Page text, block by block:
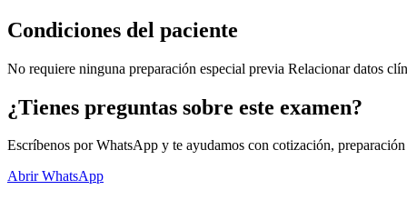
Condiciones del paciente
No requiere ninguna preparación especial previa Relacionar datos
¿Tienes preguntas sobre este examen?
Escríbenos por WhatsApp y te ayudamos con cotización,
Abrir WhatsApp